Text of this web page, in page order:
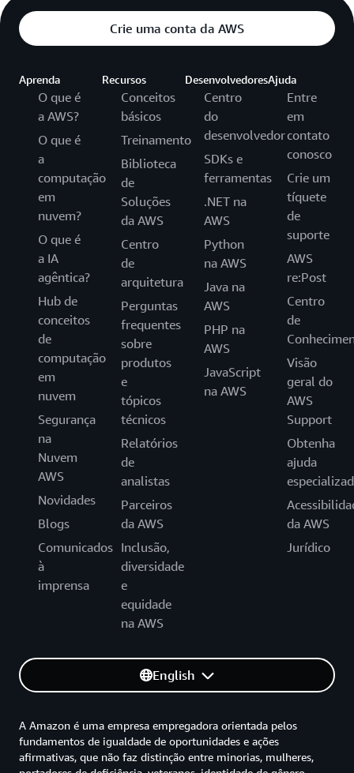
Crie uma conta da AWS
Aprenda
O que é
a AWS?
O que é
a
computação
em
nuvem?
O que é
a IA
agêntica?
Hub de
conceitos
de
computação
em
nuvem
Segurança
na
Nuvem
AWS
Novidades
Blogs
Comunicados
à
imprensa
Recursos
Conceitos
básicos
Treinamento
Biblioteca
de
Soluções
da AWS
Centro
de
arquitetura
Perguntas
frequentes
sobre
produtos
e
tópicos
técnicos
Relatórios
de
analistas
Parceiros
da AWS
Inclusão,
diversidade
e
equidade
na AWS
Desenvolvedores
Centro
do
desenvolvedor
SDKs e
ferramentas
.NET na
AWS
Python
na AWS
Java na
AWS
PHP na
AWS
JavaScript
na AWS
Ajuda
Entre
em
contato
conosco
Crie um
tíquete
de
suporte
AWS
re:Post
Centro
de
Visão
geral do
AWS
Support
Obtenha
ajuda
da AWS
Jurídico
English
A Amazon é uma empresa empregadora orientada pelos
fundamentos de igualdade de oportunidades e ações
afirmativas, que não faz distinção entre minorias, mulheres,